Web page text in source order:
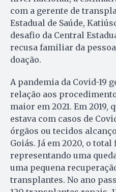
com a gerente de
Estadual de Saúde,
desafio da Central
recusa familiar da
doação.
A pandemia da Covid-19
relação aos
maior em 2021. Em
estava com casos de
órgãos ou tecidos
Goiás. Já em 2020, o total
representando uma
uma pequena
transplantes. No ano